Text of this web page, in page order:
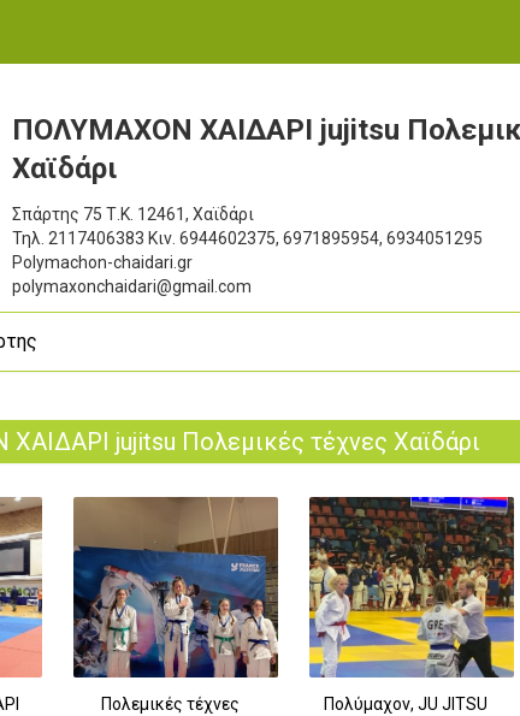
ΠΟΛΥΜΑΧΟΝ ΧΑΙΔΑΡΙ jujitsu
Χαϊδάρι
Σπάρτης 75 Τ.Κ. 12461, Χαϊδάρι
Τηλ. 2117406383 Κιν. 6944602375, 6971895954, 6934051295
Polymachon-chaidari.gr
polymaxonchaidari@gmail.com
jujitsu Πολεμικές τέχνες Χαϊδάρι
Πολεμικές τέχνες
Πολύμαχον, JU JITSU